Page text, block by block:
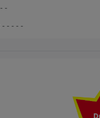
- -
- - - - -